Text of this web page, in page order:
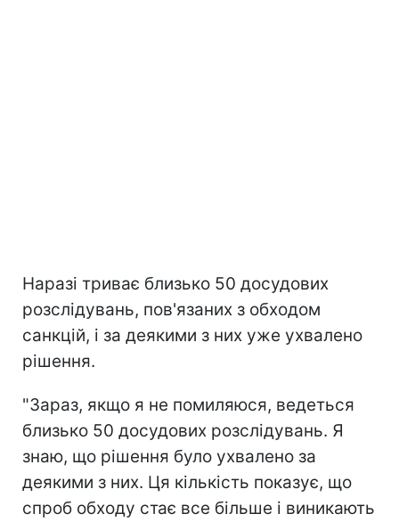
Наразі триває близько 50 досудових
розслідувань, пов'язаних з обходом
санкцій, і за деякими з них уже ухвалено
рішення.
"Зараз, якщо я не помиляюся, ведеться
близько 50 досудових розслідувань. Я
знаю, що рішення було ухвалено за
деякими з них. Ця кількість показує, що
спроб обходу стає все більше і виникають